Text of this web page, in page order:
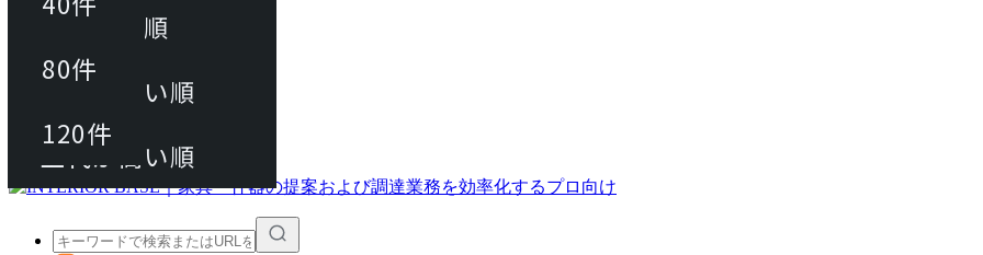
動画マニュアル
FAQ
カート
80件
120件
おすすめ順
上代が安い順
上代が高い順
80件
120件